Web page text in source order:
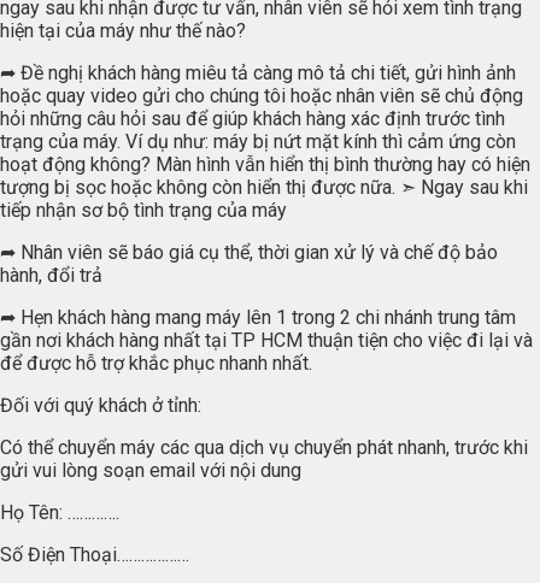
ngay sau khi nhận được tư vấn, nhân viên sẽ hỏi xem tình trạng
hiện tại của máy như thế nào?
➦ Đề nghị khách hàng miêu tả càng mô tả chi tiết, gửi hình ảnh
hoặc quay video gửi cho chúng tôi hoặc nhân viên sẽ chủ động
hỏi những câu hỏi sau để giúp khách hàng xác định trước tình
trạng của máy. Ví dụ như: máy bị nứt mặt kính thì cảm ứng còn
hoạt động không? Màn hình vẫn hiển thị bình thường hay có hiện
tượng bị sọc hoặc không còn hiển thị được nữa. ➣ Ngay sau khi
tiếp nhận sơ bộ tình trạng của máy
➦ Nhân viên sẽ báo giá cụ thể, thời gian xử lý và chế độ bảo
hành, đổi trả
➦ Hẹn khách hàng mang máy lên 1 trong 2 chi nhánh trung tâm
gần nơi khách hàng nhất tại TP HCM thuận tiện cho việc đi lại và
để được hỗ trợ khắc phục nhanh nhất.
Đối với quý khách ở tỉnh:
Có thể chuyển máy các qua dịch vụ chuyển phát nhanh, trước khi
gửi vui lòng soạn email với nội dung
Họ Tên: ………….
Số Điện Thoại………………